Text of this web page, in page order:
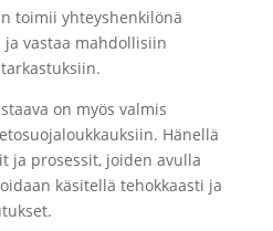
toimii yhteyshenkilönä
vastaa mahdollisiin
on myös valmis
Hänellä
ja prosessit, joiden avulla
käsitellä tehokkaasti ja